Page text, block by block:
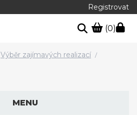
Registrovat
(0)
Výběr zajímavých realizací /
MENU